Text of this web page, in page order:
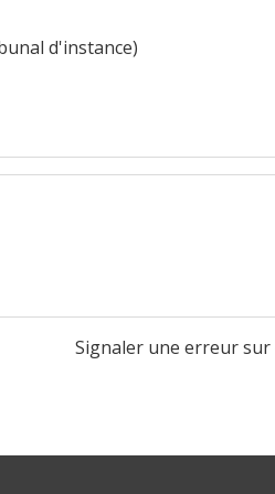
d'instance)
Signaler une erreur sur